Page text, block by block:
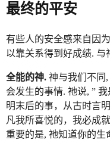
最终的平安
有些人的安全感来自因
以靠关系得到好成绩.
全能的神. 神与我们不同
会发生的事情. 祂说, ”
明末后的事，从古时言
凡我所喜悦的，我必成
重要的是, 祂知道你的